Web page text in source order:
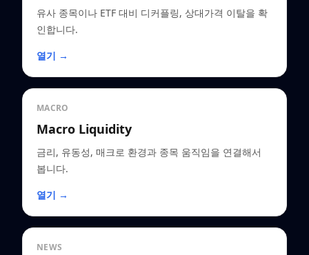
유사 종목이나 ETF 대비 디커플링, 상대가격 이탈을 확
인합니다.
열기 →
MACRO
Macro Liquidity
금리, 유동성, 매크로 환경과 종목 움직임을 연결해서
봅니다.
열기 →
NEWS